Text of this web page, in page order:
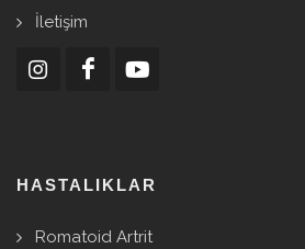
İletişim
HASTALIKLAR
Romatoid Artrit